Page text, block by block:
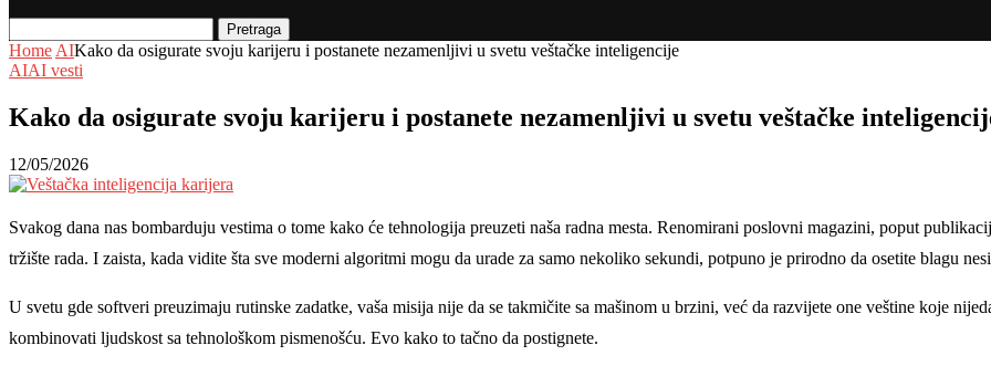
Pretraga
Home AIKako da osigurate svoju karijeru i postanete nezamenljivi u svetu veštačke inteligencije
AIAI vesti
Kako da osigurate svoju karijeru i postanete nezamenljivi u svetu veštačke
12/05/2026
Svakog dana nas bombarduju vestima o tome kako će tehnologija preuzeti naša radna mesta. Renomirani poslovni magazini, poput
tržište rada. I zaista, kada vidite šta sve moderni algoritmi mogu da urade za samo nekoliko sekundi, potpuno je prirodno da osetite blagu
U svetu gde softveri preuzimaju rutinske zadatke, vaša misija nije da se takmičite sa mašinom u brzini, već da razvijete one veštine koje
kombinovati ljudskost sa tehnološkom pismenošću. Evo kako to tačno da postignete.